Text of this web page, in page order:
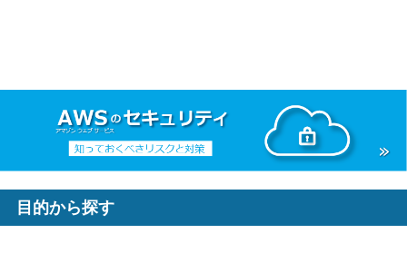
目的から探す